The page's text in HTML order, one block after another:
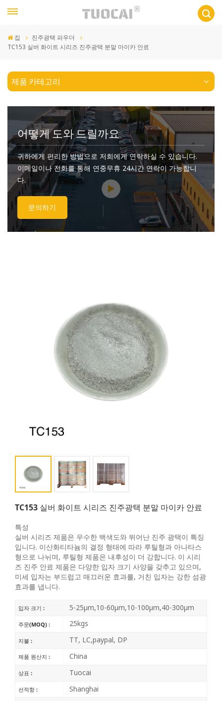
집
진주광택 파우더
TC153 실버 화이트 시리즈 진주광택 분말 마이카 안료
제품 카테고리
어떻게 도와 드릴까요
귀하에게 편리한 방법으로 저희에게 연락하실 수 있습니다.
이메일이나 전화를 통해 연중무휴 24시간 연락이 가능합니
다.
문의하기
TC153 실버 화이트 시리즈 진주광택 분말 마이카 안료
특성
실버 시리즈 제품은 우수한 백색도와 뛰어난 진주 광택이 특징
입니다. 이산화티타늄의 결정 형태에 따라 루틸형과 아나타스
형으로 나뉘며, 루틸형 제품은 내후성이 더 강합니다. 이 시리
즈 진주 안료 제품은 다양한 입자 크기 사양을 갖추고 있으며,
미세 입자는 부드럽고 매끄러운 효과를, 거친 입자는 강한 섬광
효과를 냅니다.
입자 크기 : 5-25μm,10-60μm,10-100μm,40-300μm
주문(MOQ) : 25kgs
지불 : TT, LC,paypal, DP
제품 원산지 : China
상표 : Tuocai
선적항 : Shanghai